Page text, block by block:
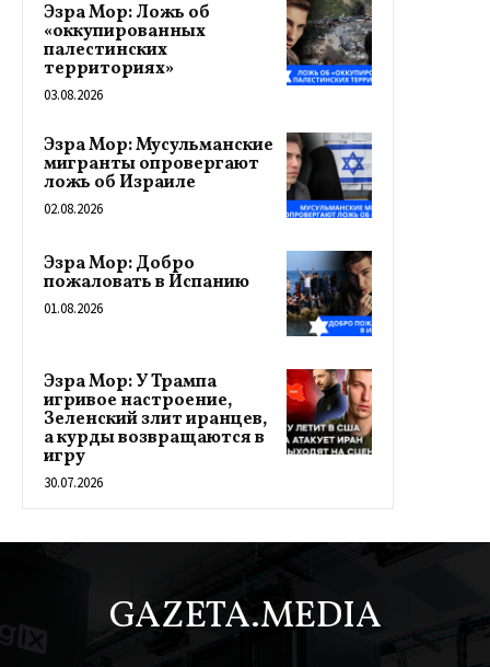
Эзра Мор: Ложь об
«оккупированных
палестинских
территориях»
03.08.2026
Эзра Мор: Мусульманские
мигранты опровергают
ложь об Израиле
02.08.2026
Эзра Мор: Добро
пожаловать в Испанию
01.08.2026
Эзра Мор: У Трампа
игривое настроение,
Зеленский злит иранцев,
а курды возвращаются в
игру
30.07.2026
GAZETA.MEDIA